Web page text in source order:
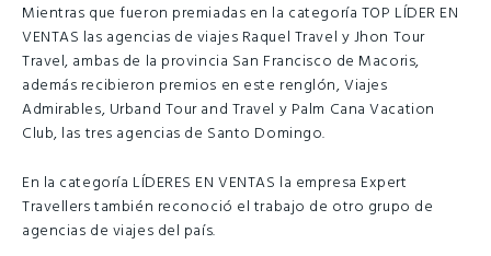
Mientras que fueron premiadas en la categoría TOP LÍDER EN
VENTAS las agencias de viajes Raquel Travel y Jhon Tour
Travel, ambas de la provincia San Francisco de Macoris,
además recibieron premios en este renglón, Viajes
Admirables, Urband Tour and Travel y Palm Cana Vacation
Club, las tres agencias de Santo Domingo.
En la categoría LÍDERES EN VENTAS la empresa Expert
Travellers también reconoció el trabajo de otro grupo de
agencias de viajes del país.